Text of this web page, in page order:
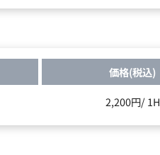
価格(税込)
2,200円/ 1H